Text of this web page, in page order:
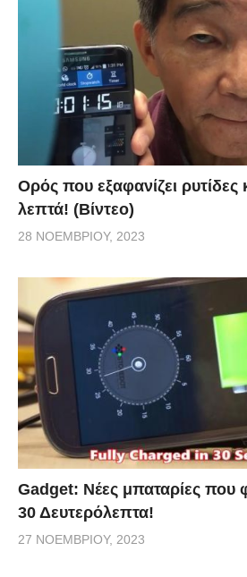
Ορός που εξαφανίζει ρυτίδες
λεπτά! (Βίντεο)
28 ΝΟΕΜΒΡΊΟΥ, 2023
Gadget: Νέες μπαταρίες που
30 Δευτερόλεπτα!
27 ΝΟΕΜΒΡΊΟΥ, 2023